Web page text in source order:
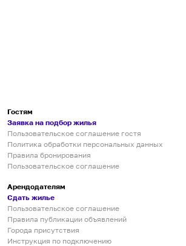
Гостям
Заявка на подбор жилья
Пользовательское соглашение гостя
Политика обработки персональных данных
Правила бронирования
Пользовательское соглашение
Арендодателям
Сдать жилье
Пользовательское соглашение
Правила публикации объявлений
Города присутствия
Инструкция по подключению